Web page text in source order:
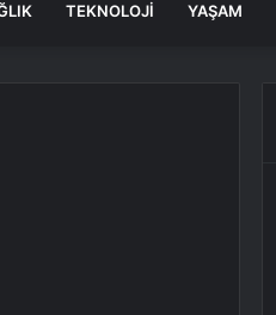
TEKNOLOJI YAŞAM